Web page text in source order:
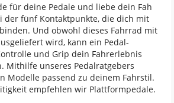
für deine Pedale und liebe dein Fah
der fünf Kontaktpunkte, die dich mit
Und obwohl dieses Fahrrad mit
wird, kann ein Pedal-
und Grip dein Fahrerlebnis
Mithilfe unseres Pedalratgebers
Modelle passend zu deinem Fahrstil.
empfehlen wir Plattformpedale.